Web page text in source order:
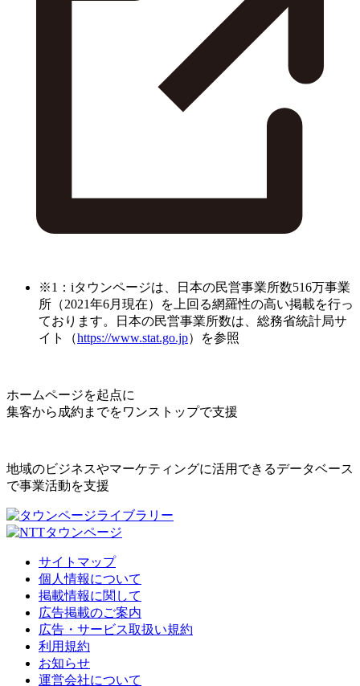
※1：iタウンページは、日本の民営事業所数516万事業
所（2021年6月現在）を上回る網羅性の高い掲載を行っ
ております。日本の民営事業所数は、総務省統計局サ
イト（https://www.stat.go.jp）を参照
ホームページを起点に
集客から成約までをワンストップで支援
地域のビジネスやマーケティングに活用できるデータベース
で事業活動を支援
サイトマップ
個人情報について
掲載情報に関して
広告掲載のご案内
広告・サービス取扱い規約
利用規約
お知らせ
運営会社について